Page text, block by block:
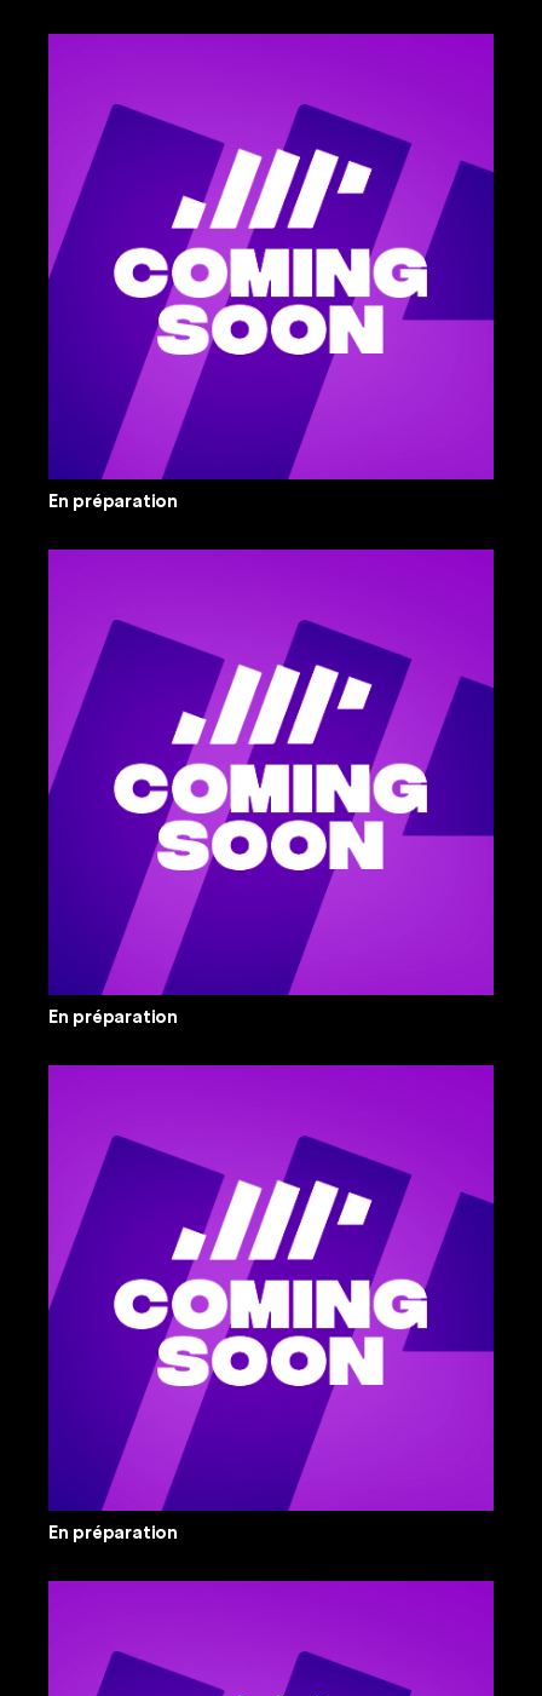
En préparation
En préparation
En préparation